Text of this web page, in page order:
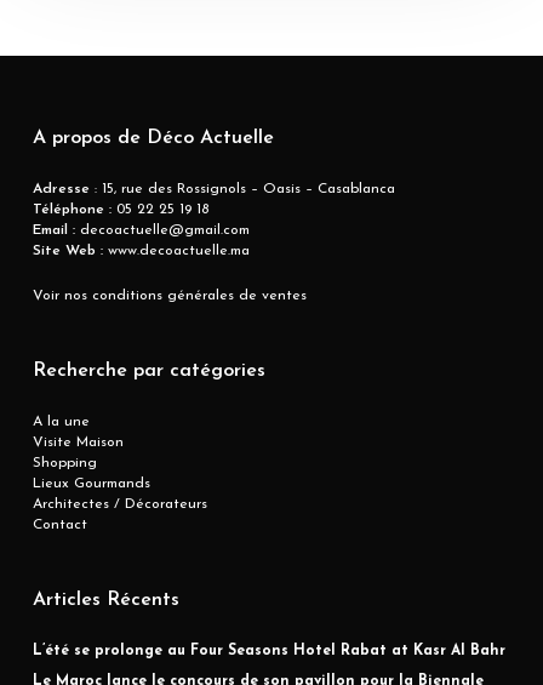
A propos de Déco Actuelle
Adresse : 15, rue des Rossignols – Oasis – Casablanca
Téléphone :05 22 25 19 18
Email :decoactuelle@gmail.com
Site Web :www.decoactuelle.ma
Voir nos conditions générales de ventes
Recherche par catégories
A la une
Visite Maison
Shopping
Lieux Gourmands
Architectes / Décorateurs
Contact
Articles Récents
L’été se prolonge au Four Seasons Hotel Rabat at Kasr Al Bahr
Le Maroc lance le concours de son pavillon pour la Biennale